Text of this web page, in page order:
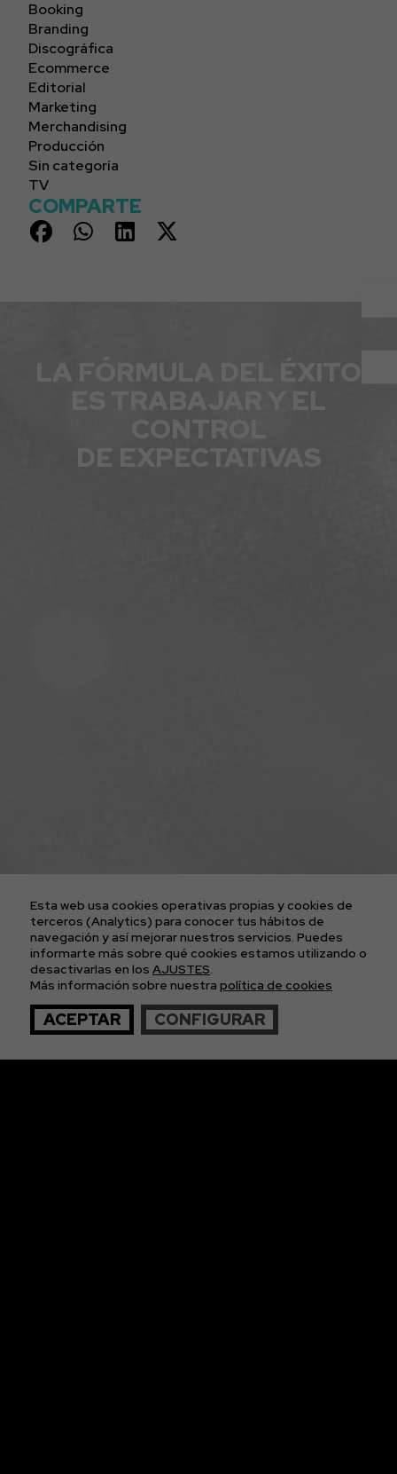
Booking
Branding
Discográfica
Ecommerce
Editorial
Marketing
Merchandising
Producción
Sin categoría
TV
COMPARTE
LA FÓRMULA DEL ÉXITO
CONTROL
DE EXPECTATIVAS
POLÍTICA DE PRIVACIDAD
CONDICIONES GENERALES DE LAS ENTRADAS
APÚNTATE A
NUESTRA NEWS
© 2026 The Imagos. Todos los derechos reservados
Esta web usa cookies operativas propias y cookies de
terceros (Analytics) para conocer tus hábitos de
navegación y así mejorar nuestros servicios. Puedes
informarte más sobre qué cookies estamos utilizando o
desactivarlas en los AJUSTES.
Más información sobre nuestra política de cookies
ACEPTAR CONFIGURAR